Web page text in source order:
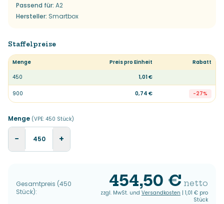
Passend für: A2
Hersteller: Smartbox
Staffelpreise
Menge Preis pro Einheit
Rabatt
450
1,01 €
900 0,74 € -27%
Menge (VPE: 450 Stück)
− +
Gesamtpreis (450
Stück):
454,50 € netto
zzgl. MwSt. und Versandkosten | 1,01 € pro
Stück